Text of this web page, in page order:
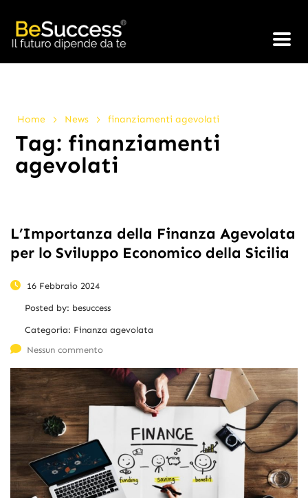
Home > News > finanziamenti agevolati
Tag: finanziamenti
agevolati
L’Importanza della Finanza Agevolata
per lo Sviluppo Economico della Sicilia
16 Febbraio 2024
Posted by: besuccess
Categoria: Finanza agevolata
Nessun commento